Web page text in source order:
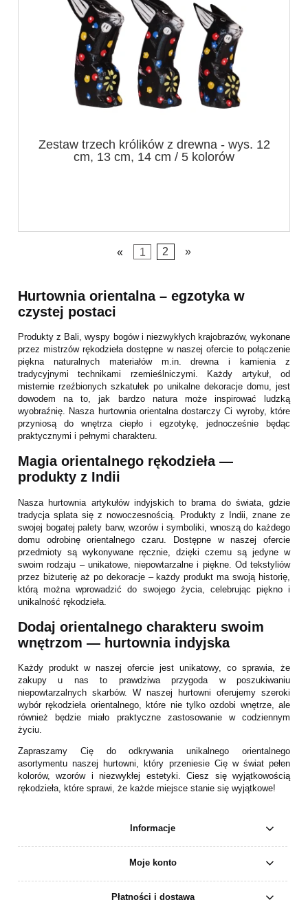
Zestaw trzech królików z drewna - wys. 12
cm, 13 cm, 14 cm / 5 kolorów
« 1 2 »
Hurtownia orientalna – egzotyka w
czystej postaci
Produkty z Bali, wyspy bogów i niezwykłych krajobrazów, wykonane
przez mistrzów rękodzieła dostępne w naszej ofercie to połączenie
piękna naturalnych materiałów m.in. drewna i kamienia z
tradycyjnymi technikami rzemieślniczymi. Każdy artykuł, od
misternie rzeźbionych szkatułek po unikalne dekoracje domu, jest
dowodem na to, jak bardzo natura może inspirować ludzką
wyobraźnię. Nasza hurtownia orientalna dostarczy Ci wyroby, które
przyniosą do wnętrza ciepło i egzotykę, jednocześnie będąc
praktycznymi i pełnymi charakteru.
Magia orientalnego rękodzieła —
produkty z Indii
Nasza hurtownia artykułów indyjskich to brama do świata, gdzie
tradycja splata się z nowoczesnością. Produkty z Indii, znane ze
swojej bogatej palety barw, wzorów i symboliki, wnoszą do każdego
domu odrobinę orientalnego czaru. Dostępne w naszej ofercie
przedmioty są wykonywane ręcznie, dzięki czemu są jedyne w
swoim rodzaju – unikatowe, niepowtarzalne i piękne. Od tekstyliów
przez biżuterię aż po dekoracje – każdy produkt ma swoją historię,
którą można wprowadzić do swojego życia, celebrując piękno i
unikalność rękodzieła.
Dodaj orientalnego charakteru swoim
wnętrzom — hurtownia indyjska
Każdy produkt w naszej ofercie jest unikatowy, co sprawia, że
zakupy u nas to prawdziwa przygoda w poszukiwaniu
niepowtarzalnych skarbów. W naszej hurtowni oferujemy szeroki
wybór rękodzieła orientalnego, które nie tylko ozdobi wnętrze, ale
również będzie miało praktyczne zastosowanie w codziennym
życiu.
Zapraszamy Cię do odkrywania unikalnego orientalnego
asortymentu naszej hurtowni, który przeniesie Cię w świat pełen
kolorów, wzorów i niezwykłej estetyki. Ciesz się wyjątkowością
rękodzieła, które sprawi, że każde miejsce stanie się wyjątkowe!
Informacje
Moje konto
Płatności i dostawa